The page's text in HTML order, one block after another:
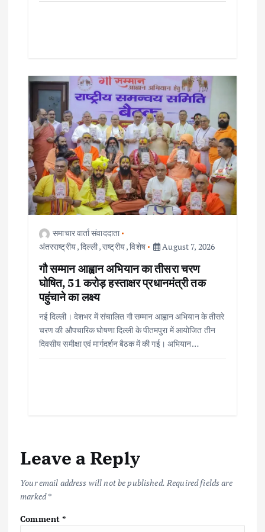
समाचार वार्ता संवाददाता
अंतरराष्ट्रीय,दिल्ली,राष्ट्रीय,विशेष August 7, 2026
गौ सम्मान आह्वान अभियान का तीसरा चरण
घोषित, 51 करोड़ हस्ताक्षर प्रधानमंत्री तक
पहुंचाने का लक्ष्य
नई दिल्ली। देशभर में संचालित गौ सम्मान आह्वान अभियान के तीसरे
चरण की औपचारिक घोषणा दिल्ली के पीतमपुरा में आयोजित तीन
दिवसीय समीक्षा एवं मार्गदर्शन बैठक में की गई। अभियान…
Leave a Reply
Your email address will not be published. Required fields are
marked*
Comment*